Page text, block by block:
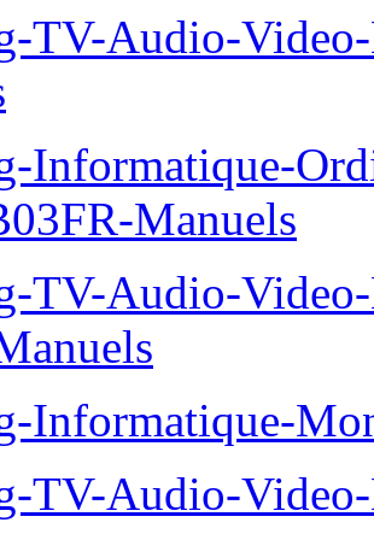
TV-Audio-
Informatique-
Manuels
TV-Audio-
Informatique-
TV-Audio-